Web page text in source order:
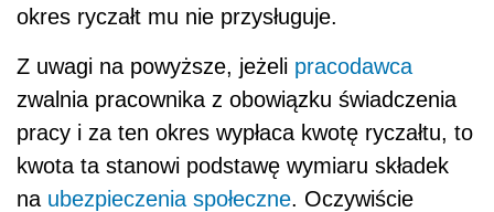
okres ryczałt mu nie przysługuje.
Z uwagi na powyższe, jeżeli pracodawca
zwalnia pracownika z obowiązku świadczenia
pracy i za ten okres wypłaca kwotę ryczałtu, to
kwota ta stanowi podstawę wymiaru składek
na ubezpieczenia społeczne. Oczywiście